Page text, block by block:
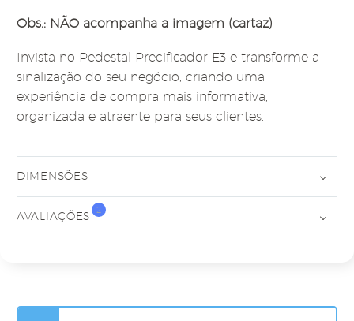
Obs.: NÃO acompanha a imagem (cartaz)
Invista no Pedestal Precificador E3 e transforme a
sinalização do seu negócio, criando uma
experiência de compra mais informativa,
organizada e atraente para seus clientes.
DIMENSÕES
AVALIAÇÕES
2